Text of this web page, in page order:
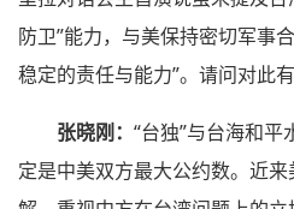
防卫”能力，与美保持密切军事
稳定的责任与能力”。请问对此
张晓刚： “台独”与台海和
定是中美双方最大公约数。近